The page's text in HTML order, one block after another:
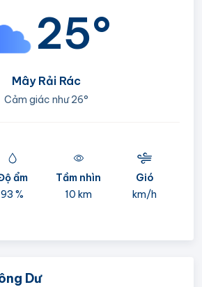
25°
Mây Rải Rác
Cảm giác như26°
ẩm
93 %
Tầm nhìn
10 km
Gió
km/h
Dư